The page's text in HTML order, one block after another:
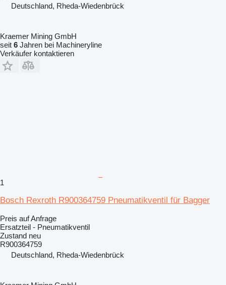
Deutschland, Rheda-Wiedenbrück
Kraemer Mining GmbH
seit 6 Jahren bei Machineryline
Verkäufer kontaktieren
1
Bosch Rexroth R900364759 Pneumatikventil für Bagger
Preis auf Anfrage
Ersatzteil - Pneumatikventil
Zustand neu
R900364759
Deutschland, Rheda-Wiedenbrück